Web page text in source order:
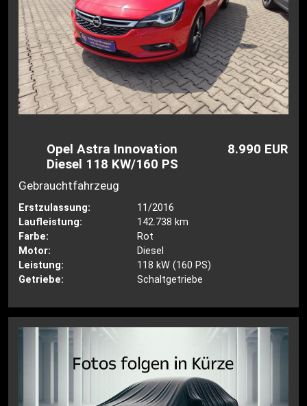
Opel Astra Innovation
Diesel 118 KW/160 PS
8.990 EUR
Gebrauchtfahrzeug
Erstzulassung:
11/2016
Laufleistung:
142.738 km
Farbe:
Rot
Motor:
Diesel
Leistung:
118 kW (160 PS)
Getriebe:
Schaltgetriebe